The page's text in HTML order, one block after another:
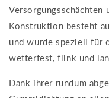
Versorgungsschächten
Konstruktion besteht
und wurde speziell für
wetterfest, flink und
Dank ihrer rundum